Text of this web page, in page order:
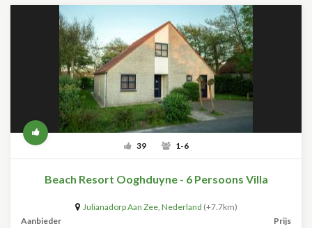
39 1-6
Beach Resort Ooghduyne - 6 Persoons Villa
Julianadorp Aan Zee, Nederland (+7.7km)
Aanbieder
Prijs